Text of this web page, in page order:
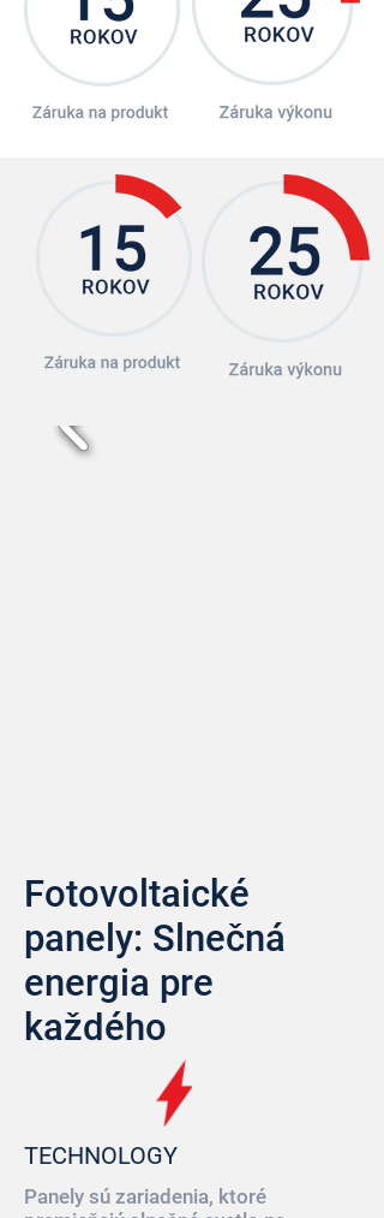
Fotovoltaické
panely: Slnečná
energia pre
každého
TECHNOLOGY
Panely sú zariadenia, ktoré